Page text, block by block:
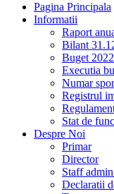
Pagina Principala
Informatii
Raport
Bilant
Buget
Executia
Numar
Registrul
Stat de
Despre Noi
Primar
Director
Staff
Declaratii